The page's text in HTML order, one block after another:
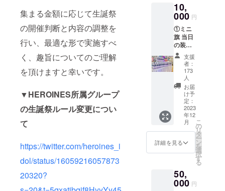
集まる金額に応じて生誕祭
の開催判断と内容の調整を
行い、最適な形で実施すべ
く、趣旨についてのご理解
を頂けますと幸いです。
▼HEROINES所属グループ
の生誕祭ルール変更につい
て
https://twitter.com/heroines_i
dol/status/16059216057873
20320?
プレートのお持
ち帰り不可 ※お
名前（ニック
ネーム可）は、6
文字までお願い
いたします。 ※
特殊文字・記号
は使用できませ
10,
000 円
①ミニ
旗 当日
の装飾
に使用
する、
ミニ旗
を作成
致しま
す。 ミ
ニ旗に
は、生
誕祭支
援者様
のお名
前
を記載
させて
支援
者：
173
人
お届
け予
定：
2023
年12
月
詳細を見る
こ
の
リ
タ
ー
ン
を
選
択
す
る
50,
000 円